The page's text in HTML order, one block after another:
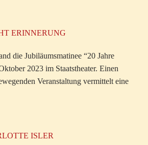
ERINNERUNG
die Jubiläumsmatinee “20 Jahre
2023 im Staatstheater. Einen
Veranstaltung vermittelt eine
ISLER